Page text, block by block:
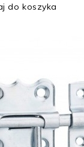
do koszyka